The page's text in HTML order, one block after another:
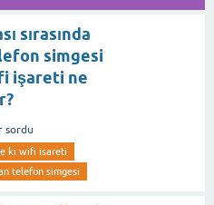
sırasında
simgesi
işareti ne
sordu
ki wifi isareti
telefon simgesi